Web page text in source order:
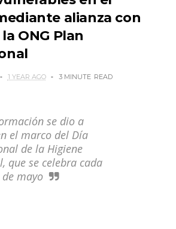
alianza con
la ONG Plan
1 YEAR AGO 3 MINUTE READ
se dio a
el marco del Día
de la Higiene
que se celebra cada
mayo